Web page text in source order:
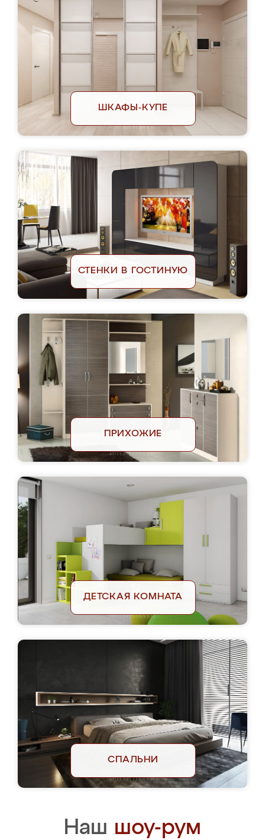
ШКАФЫ-КУПЕ
СТЕНКИ В ГОСТИНУЮ
ПРИХОЖИЕ
ДЕТСКАЯ КОМНАТА
СПАЛЬНИ
Наш шоу-рум